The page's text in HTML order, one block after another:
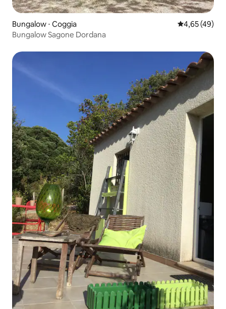
Bungalow ⋅ Coggia Évaluation
4,65 (49)
Bungalow Sagone Dordana